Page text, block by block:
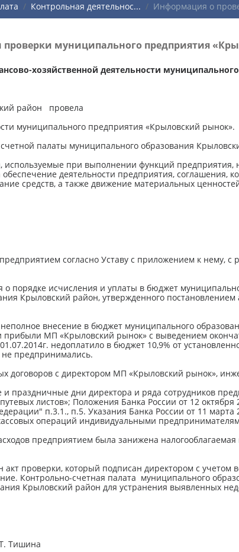
Контрольная деятельнос... Информация о
муниципального предприятия
хозяйственной деятельности
район провела
муниципального предприятия «Крыловский рынок».
палаты муниципального образования
при выполнении функций
деятельности предприятия, соглашения,
средств, а также движение материальных
согласно Уставу с приложением к нему, с
исчисления и уплаты в бюджет
Крыловский район, утвержденного
внесение в бюджет муниципального
МП «Крыловский рынок» с выведением
недоплатило в бюджет 10,9% от
предпринимались.
с директором МП «Крыловский рынок»,
праздничные дни директора и ряда сотрудников
листов»; Положения Банка России от 12
п.3.1., п.5. Указания Банка России от 11
операций индивидуальными
предприятием была занижена
акт проверки, который подписан директором с
Контрольно-счетная палата муниципального
Крыловский район для устранения выявленных